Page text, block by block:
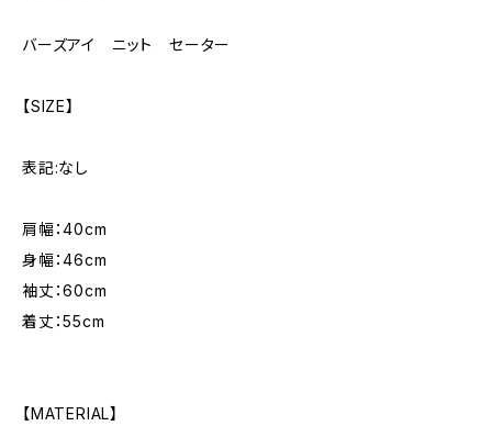
バーズアイ ニット セーター
【SIZE】
表記:なし
肩幅：40cm
身幅：46cm
袖丈：60cm
着丈：55cm
【MATERIAL】